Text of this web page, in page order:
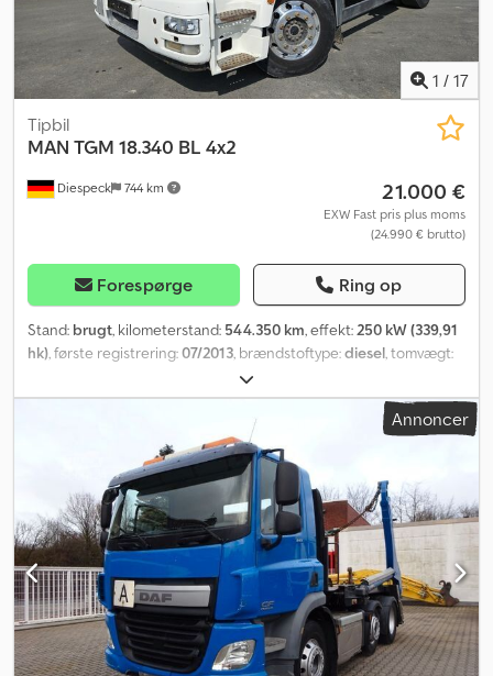
1 / 17
Diespeck 744 km
Tipbil
MAN TGM 18.340 BL 4x2
21.000 €
EXW Fast pris plus moms
(24.990 € brutto)
Forespørge Ring op
Stand: brugt, kilometerstand: 544.350 km, effekt:250 kW (339,91
hk), første registrering:07/2013, brændstoftype:diesel, tomvægt:
18.000 kg, dækstørrelse:
akslekonfiguration:4x2, akselafstand:3.600 mm, næste syn (TÜV):
motorbremsning mekanisk,
Euro 5 , affjedring:stål-luft
(Elektronisk Bremsesystem), differentialespær, ekstra forlygter,
elektronisk stabilitetsprogram (ESP), fartpilot, trailertræk,
traktionskontrol, Farve: hvid / blå Slagvolumen: 6.871 ccm 40 mm
anhængertræk Hydraulik (kraftudtag) Støjsvag Letmetalfælge
Nyttelast: 9.000 kg Klimaanlæg (automatisk) Meiller AK 12 MT
Solskærm Advarselsblink Lodret udstødning Alcoa alufælge
Dwodpfx Asywkrrog Rea Forbehold for fejl
Annoncer